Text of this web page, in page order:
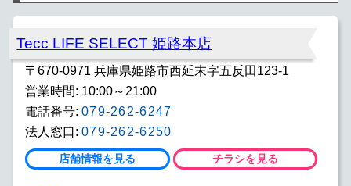
Tecc LIFE SELECT 姫路本店
〒670-0971 兵庫県姫路市西延末字五反田123-1
営業時間: 10:00～21:00
電話番号: 079-262-6247
法人窓口: 079-262-6250
店舗情報を見る チラシを見る